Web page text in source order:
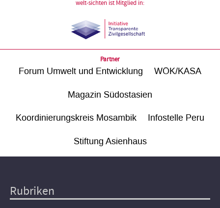
welt-sichten ist Mitglied in:
Partner
Forum Umwelt und Entwicklung WÖK/KASA
Magazin Südostasien
Koordinierungskreis Mosambik Infostelle Peru
Stiftung Asienhaus
Hauptnavigation
Rubriken